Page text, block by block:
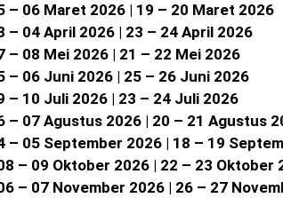
– 06 Maret 2026 | 19 – 20 Maret 2026
– 04 April 2026 | 23 – 24 April 2026
– 08 Mei 2026 | 21 – 22 Mei 2026
– 06 Juni 2026 | 25 – 26 Juni 2026
– 10 Juli 2026 | 23 – 24 Juli 2026
– 07 Agustus 2026 | 20 – 21 Agustus
– 05 September 2026 | 18 – 19
– 09 Oktober 2026 | 22 – 23 Oktober
– 07 November 2026 | 26 – 27